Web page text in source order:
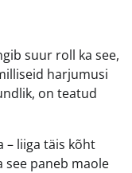
suur roll ka see,
harjumusi
on teatud
– liiga täis kõht
see paneb maole